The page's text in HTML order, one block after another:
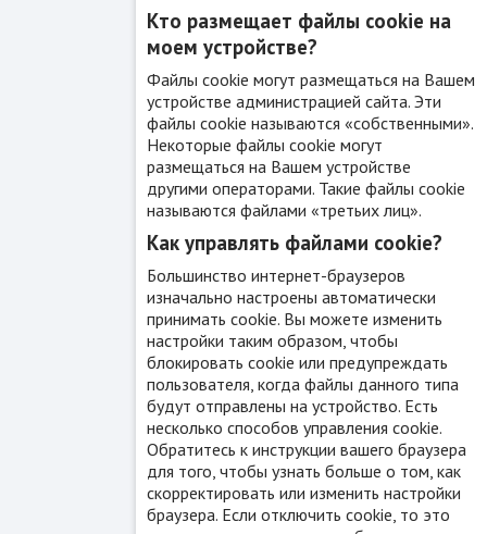
Кто размещает файлы cookie на
моем устройстве?
Файлы cookie могут размещаться на Вашем
устройстве администрацией сайта. Эти
файлы cookie называются «собственными».
Некоторые файлы cookie могут
размещаться на Вашем устройстве
другими операторами. Такие файлы cookie
называются файлами «третьих лиц».
Как управлять файлами cookie?
Большинство интернет-браузеров
изначально настроены автоматически
принимать cookie. Вы можете изменить
настройки таким образом, чтобы
блокировать cookie или предупреждать
пользователя, когда файлы данного типа
будут отправлены на устройство. Есть
несколько способов управления cookie.
Обратитесь к инструкции вашего браузера
для того, чтобы узнать больше о том, как
скорректировать или изменить настройки
браузера. Если отключить cookie, то это